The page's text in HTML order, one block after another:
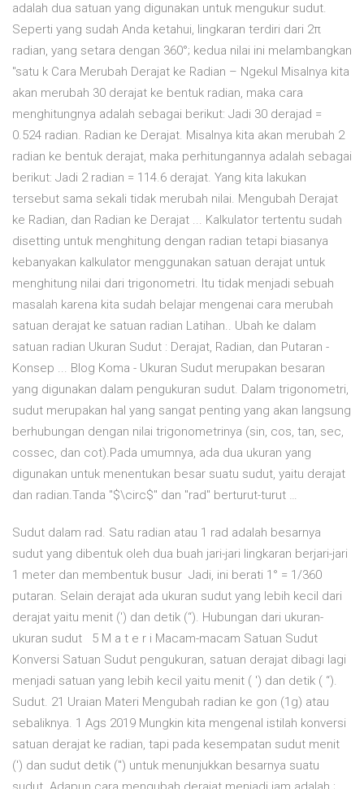
adalah dua satuan yang digunakan untuk mengukur sudut.
Seperti yang sudah Anda ketahui, lingkaran terdiri dari 2π
radian, yang setara dengan 360°; kedua nilai ini melambangkan
"satu k Cara Merubah Derajat ke Radian – Ngekul Misalnya kita
akan merubah 30 derajat ke bentuk radian, maka cara
menghitungnya adalah sebagai berikut: Jadi 30 derajad =
0.524 radian. Radian ke Derajat. Misalnya kita akan merubah 2
radian ke bentuk derajat, maka perhitungannya adalah sebagai
berikut: Jadi 2 radian = 114.6 derajat. Yang kita lakukan
tersebut sama sekali tidak merubah nilai. Mengubah Derajat
ke Radian, dan Radian ke Derajat ... Kalkulator tertentu sudah
disetting untuk menghitung dengan radian tetapi biasanya
kebanyakan kalkulator menggunakan satuan derajat untuk
menghitung nilai dari trigonometri. Itu tidak menjadi sebuah
masalah karena kita sudah belajar mengenai cara merubah
satuan derajat ke satuan radian Latihan.. Ubah ke dalam
satuan radian Ukuran Sudut : Derajat, Radian, dan Putaran -
Konsep ... Blog Koma - Ukuran Sudut merupakan besaran
yang digunakan dalam pengukuran sudut. Dalam trigonometri,
sudut merupakan hal yang sangat penting yang akan langsung
berhubungan dengan nilai trigonometrinya (sin, cos, tan, sec,
cossec, dan cot).Pada umumnya, ada dua ukuran yang
digunakan untuk menentukan besar suatu sudut, yaitu derajat
dan radian.Tanda "$\circ$" dan "rad" berturut-turut …
Sudut dalam rad. Satu radian atau 1 rad adalah besarnya
sudut yang dibentuk oleh dua buah jari-jari lingkaran berjari-jari
1 meter dan membentuk busur Jadi, ini berati 1° = 1/360
putaran. Selain derajat ada ukuran sudut yang lebih kecil dari
derajat yaitu menit (') dan detik (“). Hubungan dari ukuran-
ukuran sudut 5 M a t e r i Macam-macam Satuan Sudut
Konversi Satuan Sudut pengukuran, satuan derajat dibagi lagi
menjadi satuan yang lebih kecil yaitu menit ( ') dan detik ( “).
Sudut. 21 Uraian Materi Mengubah radian ke gon (1g) atau
sebaliknya. 1 Ags 2019 Mungkin kita mengenal istilah konversi
satuan derajat ke radian, tapi pada kesempatan sudut menit
(') dan sudut detik (") untuk menunjukkan besarnya suatu